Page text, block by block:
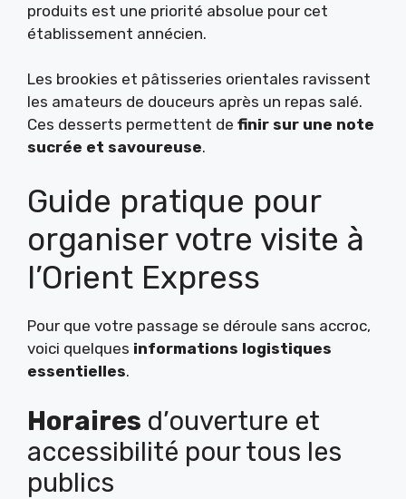
produits est une priorité absolue pour cet
établissement annécien.
Les brookies et pâtisseries orientales ravissent
les amateurs de douceurs après un repas salé.
Ces desserts permettent de finir sur une note
sucrée et savoureuse.
Guide pratique pour
organiser votre visite à
l’Orient Express
Pour que votre passage se déroule sans accroc,
voici quelques informations logistiques
essentielles.
Horaires d’ouverture et
accessibilité pour tous les
publics